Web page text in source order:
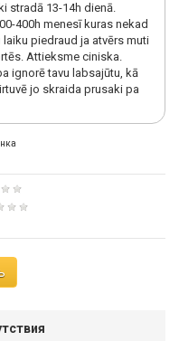
stradā 13-14h dienā.
400h menesī kuras nekad
piedraud ja atvērs muti
Attieksme ciniska.
ignorē tavu labsajūtu, kā
jo skraida prusaki pa